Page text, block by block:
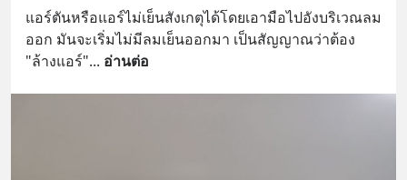
แอร์ตันหรือแอร์ไม่เย็นสังเกตุได้โดยเอามือไปอังบริเวณลม
ออก มันจะเริ่มไม่มีลมเย็นออกมา เป็นสัญญาณว่าต้อง
"ล้างแอร์"... อ่านต่อ